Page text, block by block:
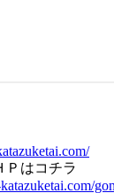
Ｐはコチラ